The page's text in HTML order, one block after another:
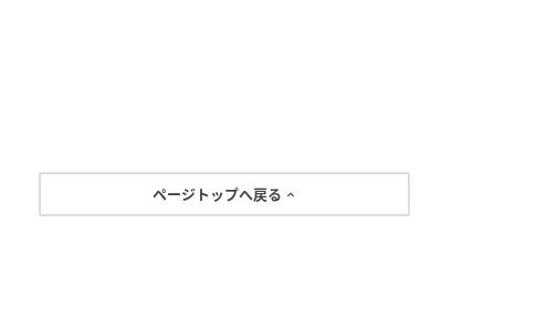
ページトップへ戻る